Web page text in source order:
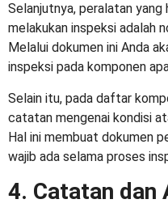
Selanjutnya, peralatan yang
melakukan inspeksi adalah
Melalui dokumen ini Anda
inspeksi pada komponen
Selain itu, pada daftar
catatan mengenai kondisi
Hal ini membuat dokumen
wajib ada selama proses
4. Catatan dan